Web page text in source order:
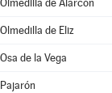
Olmedilla de Alarcón
Olmedilla de Eliz
Osa de la Vega
Pajarón